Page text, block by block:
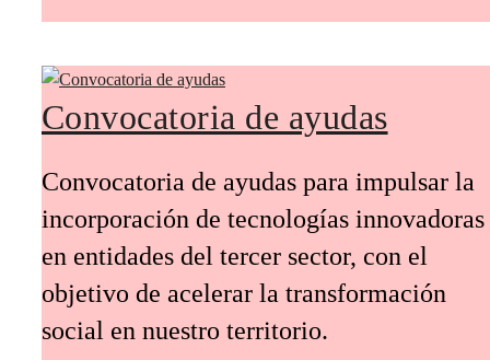
Convocatoria de ayudas
Convocatoria de ayudas para impulsar la
incorporación de tecnologías innovadoras
en entidades del tercer sector, con el
objetivo de acelerar la transformación
social en nuestro territorio.